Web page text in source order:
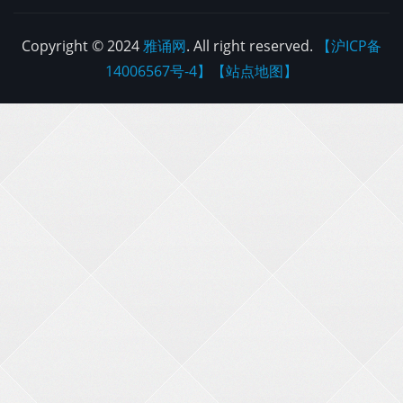
Copyright © 2024雅诵网. All right reserved.
【沪ICP备
14006567号-4】
【站点地图】